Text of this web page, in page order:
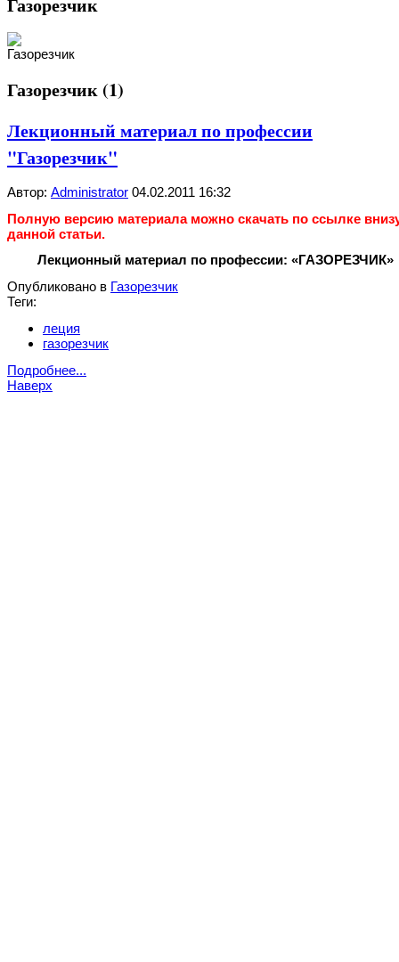
Газорезчик (1)
Лекционный материал по профессии
"Газорезчик"
Автор: Administrator 04.02.2011 16:32
Полную версию материала можно скачать по ссылке
данной статьи.
Лекционный материал по профессии: «ГАЗОРЕЗЧИК»
Опубликовано в Газорезчик
Теги:
леция
газорезчик
Подробнее...
Наверх